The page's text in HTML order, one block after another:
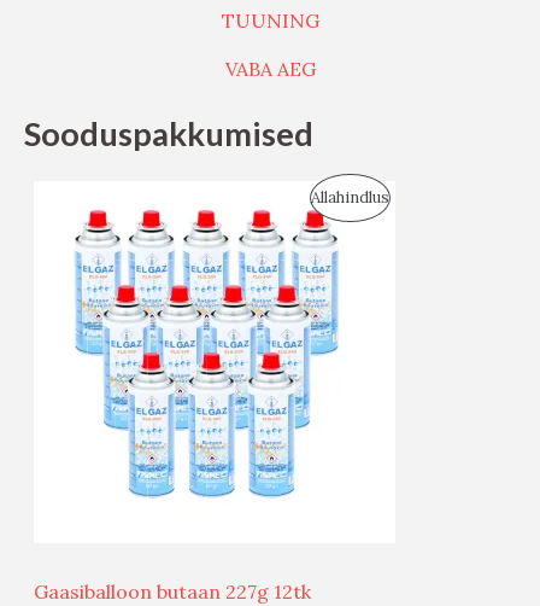
TUUNING
VABA AEG
Sooduspakkumised
AllahindlusS
Gaasiballoon butaan 227g 12tk